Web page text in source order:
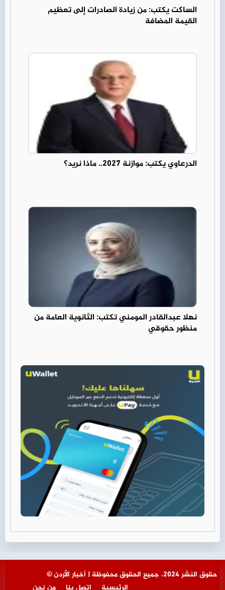
الساكت يكتب: من زيادة الصادرات إلى تعظيم
القيمة المضافة
الدرعاوي يكتب: موازنة 2027.. ماذا نريد؟
نهلا عبدالقادر المومني تكتب: الثانوية العامة من
منظور حقوقي
© حقوق النشر 2024، جميع الحقوق محفوظة | أخبار الأردن